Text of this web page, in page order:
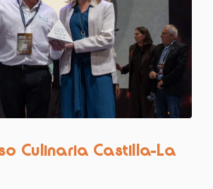
Culinaria Castilla-La